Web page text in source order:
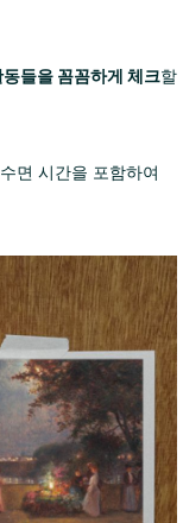
동들을 꼼꼼하게 체크할
면 시간을 포함하여